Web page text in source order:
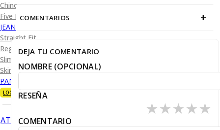
Chino
Five Pocket
JEANS
Straight Fit
Regular Fit
Slim Fit
Skinny Fit
PANTALÓN DE VESTIR
LOOKS
ATRÁS
COMENTARIOS +
DEJA TU COMENTARIO
NOMBRE (OPCIONAL)
RESEÑA
★
★
★
★
★
COMENTARIO